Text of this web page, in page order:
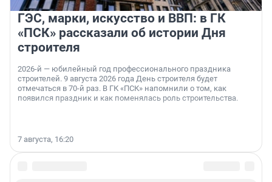
ГЭС, марки, искусство и ВВП: в ГК
«ПСК» рассказали об истории Дня
строителя
2026-й — юбилейный год профессионального праздника
строителей. 9 августа 2026 года День строителя будет
отмечаться в 70-й раз. В ГК «ПСК» напомнили о том, как
появился праздник и как поменялась роль строительства.
7 августа, 16:20